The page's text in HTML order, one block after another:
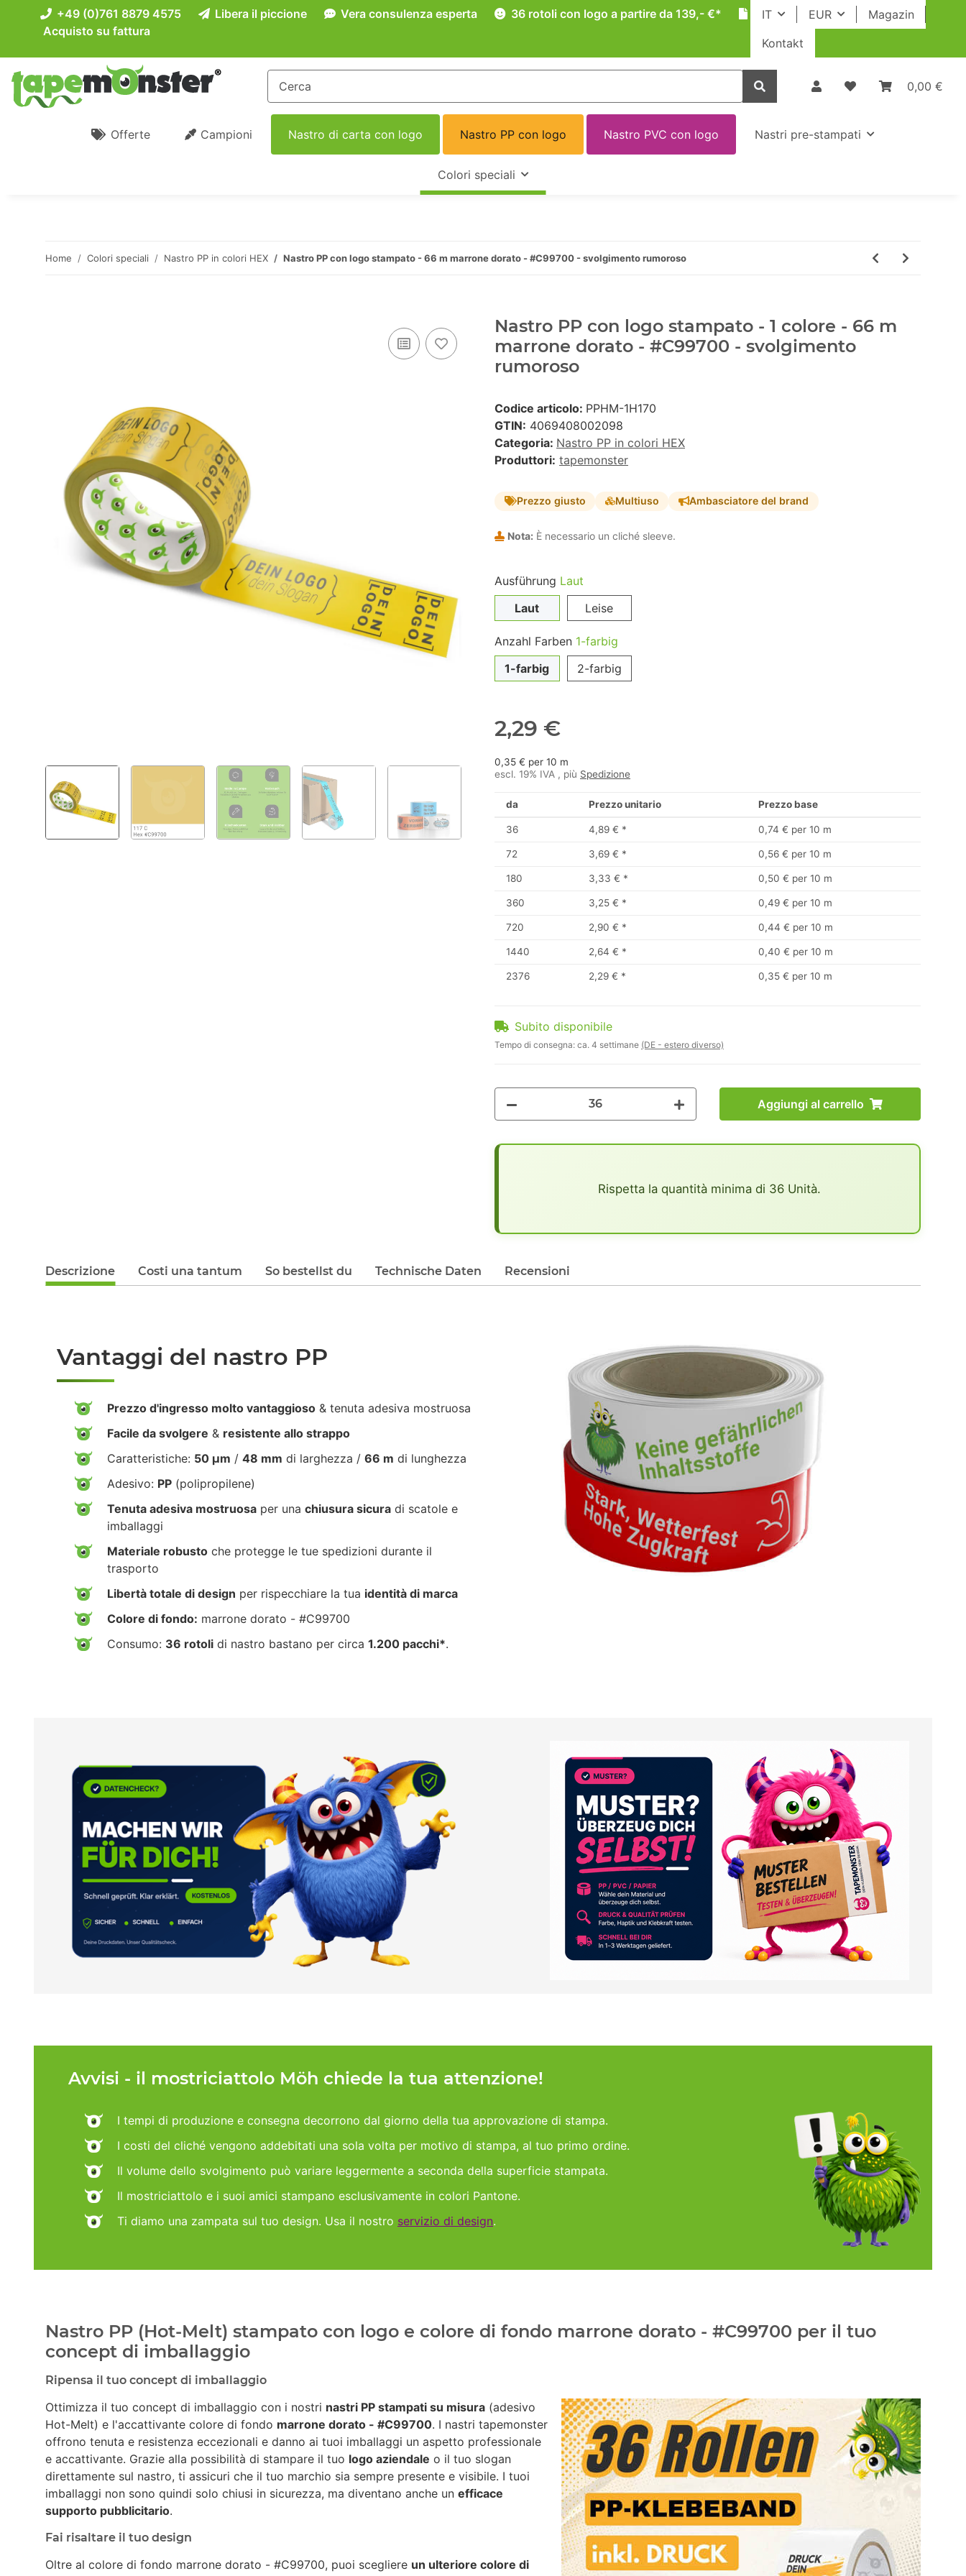
IT EUR
Magazin
Kontakt
+49 (0)761 8879 4575 Libera il piccione Vera consulenza esperta
36 rotoli con logo a partire da 139,- €*
Acquisto su fattura
0,00 €
Offerte Campioni Nastro di carta con logo Nastro PP con logo Nastro PVC con logo Nastri pre-stampati
Colori speciali
Home Colori speciali Nastro PP in colori HEX Nastro PP con logo stampato - 66 m marrone dorato - #C99700 - svolgimento rumoroso
Nastro PP con logo stampato - 1 colore - 66 m
marrone dorato - #C99700 - svolgimento
rumoroso
Codice articolo: PPHM-1H170
GTIN: 4069408002098
Categoria: Nastro PP in colori HEX
Produttori: tapemonster
Prezzo giusto Multiuso Ambasciatore del brand
Nota: È necessario un cliché sleeve.
Ausführung Laut
Laut
Leise
Anzahl Farben 1-farbig
1-farbig
2-farbig
2,29 €
0,35 € per 10 m
escl. 19% IVA , più Spedizione
da Prezzo unitario Prezzo base
36 4,89 € * 0,74 € per 10 m
72 3,69 € * 0,56 € per 10 m
180 3,33 € * 0,50 € per 10 m
360 3,25 € * 0,49 € per 10 m
720 2,90 € * 0,44 € per 10 m
1440 2,64 € * 0,40 € per 10 m
2376 2,29 € * 0,35 € per 10 m
Subito disponibile
Tempo di consegna: ca. 4 settimane (DE - estero diverso)
Aggiungi al carrello
Rispetta la quantità minima di 36 Unità.
Descrizione Costi una tantum So bestellst du Technische Daten Recensioni
Vantaggi del nastro PP
Prezzo d'ingresso molto vantaggioso & tenuta adesiva mostruosa
Facile da svolgere & resistente allo strappo
Caratteristiche: 50 µm / 48 mm di larghezza / 66 m di lunghezza
Adesivo: PP (polipropilene)
Tenuta adesiva mostruosa per una chiusura sicura di scatole e
imballaggi
Materiale robusto che protegge le tue spedizioni durante il
trasporto
Libertà totale di design per rispecchiare la tua identità di marca
Colore di fondo: marrone dorato - #C99700
Consumo: 36 rotoli di nastro bastano per circa 1.200 pacchi*.
Avvisi - il mostriciattolo Möh chiede la tua attenzione!
I tempi di produzione e consegna decorrono dal giorno della tua approvazione di stampa.
I costi del cliché vengono addebitati una sola volta per motivo di stampa, al tuo primo ordine.
Il volume dello svolgimento può variare leggermente a seconda della superficie stampata.
Il mostriciattolo e i suoi amici stampano esclusivamente in colori Pantone.
Ti diamo una zampata sul tuo design. Usa il nostro servizio di design.
Nastro PP (Hot-Melt) stampato con logo e colore di fondo marrone dorato - #C99700 per il tuo
concept di imballaggio
Ripensa il tuo concept di imballaggio
Ottimizza il tuo concept di imballaggio con i nostri nastri PP stampati su misura (adesivo
Hot-Melt) e l'accattivante colore di fondo marrone dorato - #C99700. I nastri tapemonster
offrono tenuta e resistenza eccezionali e danno ai tuoi imballaggi un aspetto professionale
e accattivante. Grazie alla possibilità di stampare il tuo logo aziendale o il tuo slogan
direttamente sul nastro, ti assicuri che il tuo marchio sia sempre presente e visibile. I tuoi
imballaggi non sono quindi solo chiusi in sicurezza, ma diventano anche un efficace
supporto pubblicitario.
Fai risaltare il tuo design
Oltre al colore di fondo marrone dorato - #C99700, puoi scegliere un ulteriore colore di